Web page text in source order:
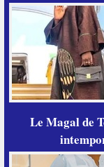
Le Magal de